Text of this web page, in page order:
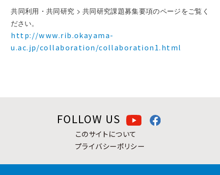
共同利用・共同研究 > 共同研究課題募集要項のページをご覧く
ださい。
http://www.rib.okayama-
u.ac.jp/collaboration/collaboration1.html
FOLLOW US
このサイトについて
プライバシーポリシー